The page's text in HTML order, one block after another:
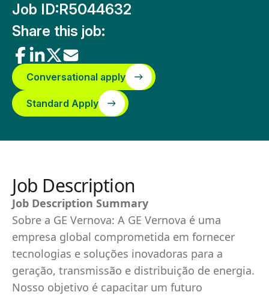
Job ID:R5044632
Share this job:
Conversational apply
Standard Apply
Job Description
Job Description Summary
Sobre a GE Vernova: A GE Vernova é uma
empresa global comprometida em fornecer
tecnologias e soluções inovadoras para a
geração, transmissão e distribuição de energia.
Nosso objetivo é capacitar um futuro